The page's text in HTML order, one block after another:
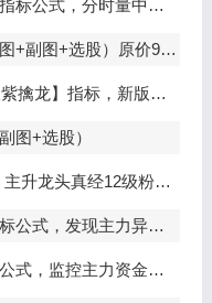
时量中显主力（分时副图）
股）原价9999元的全套指标
股，主力吸筹套装，手机电脑通达信通用
图+选股）
12级粉丝专属战法，节点潜伏
主力异动资金（副图+选股）
金和筹码异动（副图+选股）